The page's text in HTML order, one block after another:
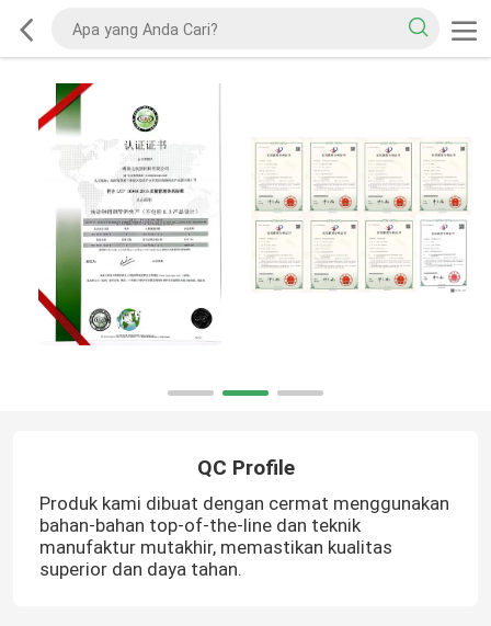
QC Profile
Produk kami dibuat dengan cermat menggunakan
bahan-bahan top-of-the-line dan teknik
manufaktur mutakhir, memastikan kualitas
superior dan daya tahan.